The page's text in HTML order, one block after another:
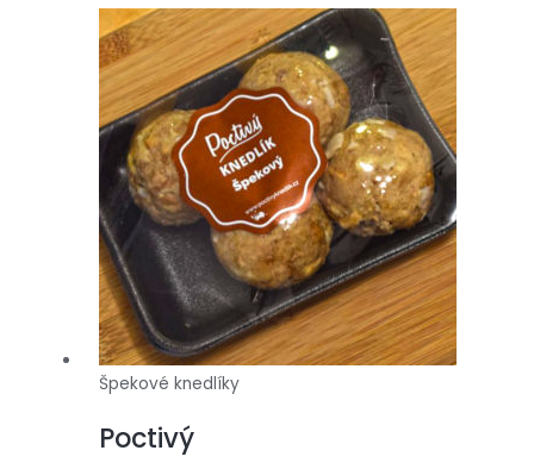
Špekové knedlíky
Poctivý